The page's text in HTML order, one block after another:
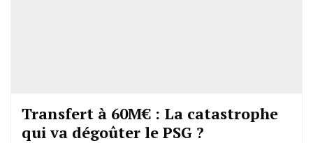
Transfert à 60M€ : La catastrophe
qui va dégoûter le PSG ?